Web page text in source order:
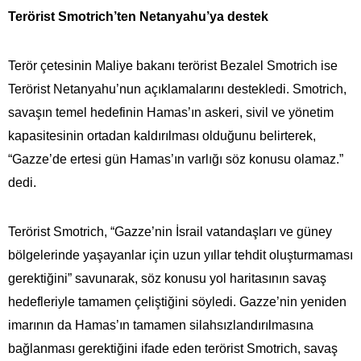
Terörist Smotrich’ten Netanyahu’ya destek
Terör çetesinin Maliye bakanı terörist Bezalel Smotrich ise
Terörist Netanyahu’nun açıklamalarını destekledi. Smotrich,
savaşın temel hedefinin Hamas’ın askeri, sivil ve yönetim
kapasitesinin ortadan kaldırılması olduğunu belirterek,
“Gazze’de ertesi gün Hamas’ın varlığı söz konusu olamaz.”
dedi.
Terörist Smotrich, “Gazze’nin İsrail vatandaşları ve güney
bölgelerinde yaşayanlar için uzun yıllar tehdit oluşturmaması
gerektiğini” savunarak, söz konusu yol haritasının savaş
hedefleriyle tamamen çeliştiğini söyledi. Gazze’nin yeniden
imarının da Hamas’ın tamamen silahsızlandırılmasına
bağlanması gerektiğini ifade eden terörist Smotrich, savaş